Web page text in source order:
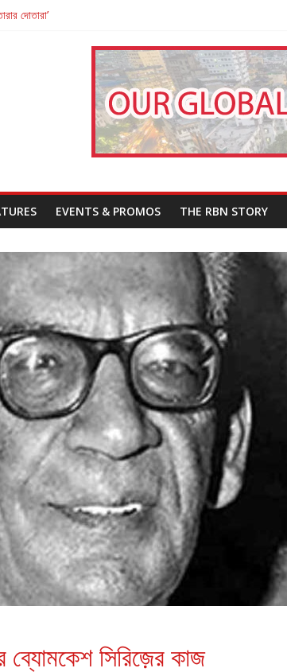
দোতারা’
That Challenges Our Understanding of Justice
EVENTS & PROMOS THE RBN STORY
ব্যোমকেশ সিরিজ়ের কাজ